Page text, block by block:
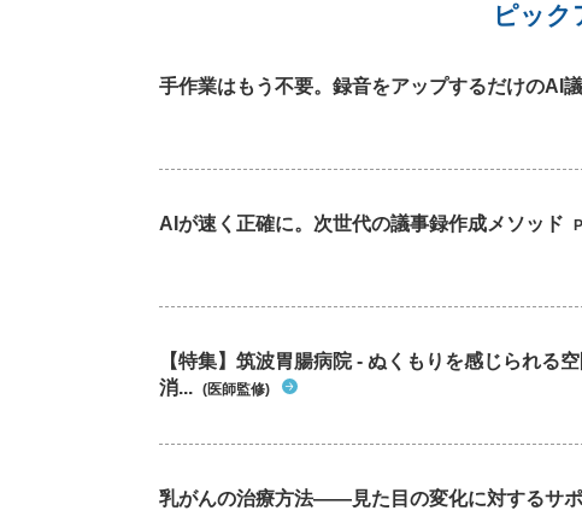
ピック
手作業はもう不要。録音をアップするだけのAI
AIが速く正確に。次世代の議事録作成メソッド
【特集】筑波胃腸病院 - ぬくもりを感じられる
消... (医師監修)
乳がんの治療方法――見た目の変化に対するサ